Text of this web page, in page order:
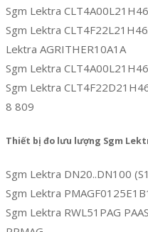
Sgm Lektra
Sgm Lektra
Lektra AGRITHER10A1A
Sgm Lektra
Sgm Lektra
8 809
Thiết bị đo lưu lượng Sgm
Sgm Lektra DN20..DN100
Sgm Lektra
Sgm Lektra RWL51PAG